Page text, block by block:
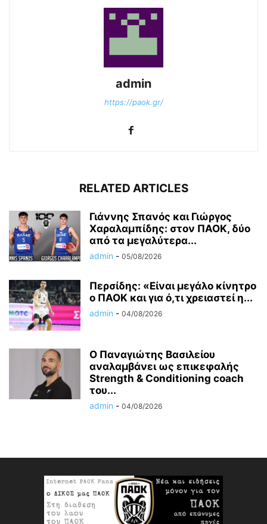
admin
https://paok.gr/
RELATED ARTICLES
Γιάννης Σπανός και Γιώργος
Χαραλαμπίδης: στον ΠΑΟΚ, δύο
από τα μεγαλύτερα...
admin - 05/08/2026
Περσίδης: «Είναι μεγάλο κίνητρο
ο ΠΑΟΚ και για ό,τι χρειαστεί η...
admin - 04/08/2026
Ο Παναγιώτης Βασιλείου
αναλαμβάνει ως επικεφαλής
Strength & Conditioning coach
του...
admin - 04/08/2026